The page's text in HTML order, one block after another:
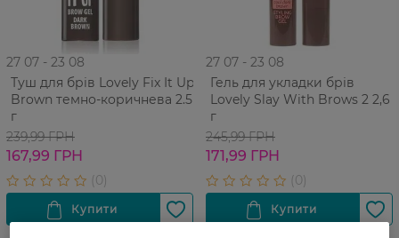
27 07 - 23 08
Туш для брів Lovely Fix It Up
Brown темно-коричнева 2.5
г
239,99 ГРН
167,99 ГРН
27 07 - 23 08
Гель для укладки брів
Lovely Slay With Brows 2 2,6
г
245,99 ГРН
171,99 ГРН